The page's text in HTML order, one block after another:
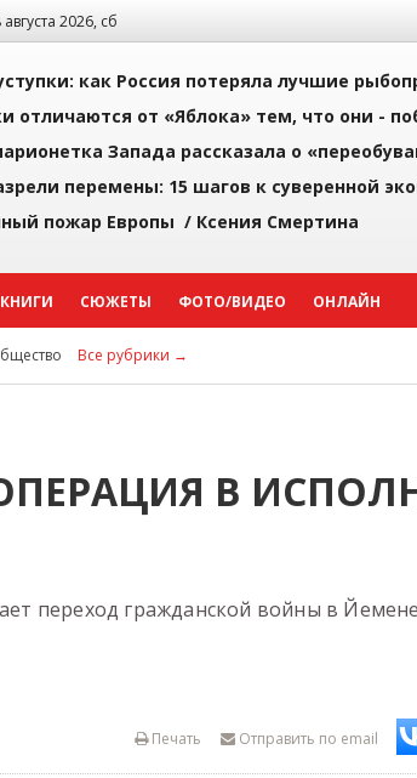
августа 2026, сб
как Россия потеряла лучшие
отличаются от «Яблока» тем, что они -
Запада рассказала о
перемены: 15 шагов к суверенной
пожар Европы / Ксения Смертина
КНИГИ СЮЖЕТЫ ФОТО/ВИДЕО ОНЛАЙН
Все рубрики →
В
переход гражданской войны в
Отправить по email
Печать